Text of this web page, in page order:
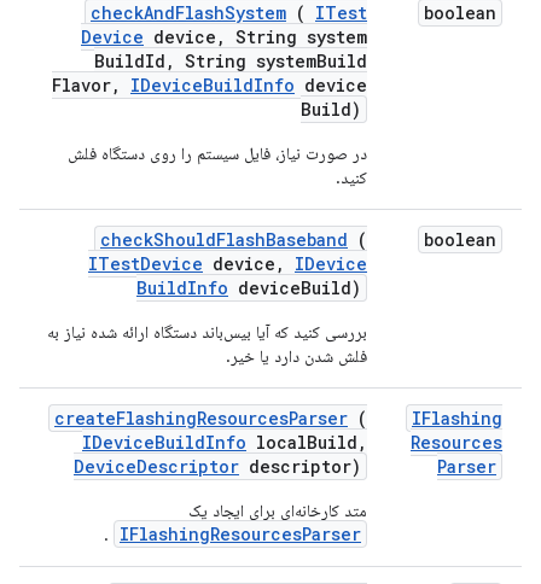
boolean
checkAndFlashSystem ( ITest
Device device , String system
BuildId , String systemBuild
Flavor, IDeviceBuildInfo device
Build)
در صورت نیاز، فایل سیستم را روی دستگاه فلش
کنید.
boolean
checkShouldFlashBaseband (
ITestDevice device ,
IDevice
BuildInfo deviceBuild)
بررسی کنید که آیا بیس‌باند دستگاه ارائه شده نیاز به
فلش شدن دارد یا خیر.
IFlashing
Resources
Parser
createFlashingResourcesParser (
IDeviceBuildInfo localBuild ,
DeviceDescriptor descriptor)
متد کارخانه‌ای برای ایجاد یک
IFlashingResourcesParser
.